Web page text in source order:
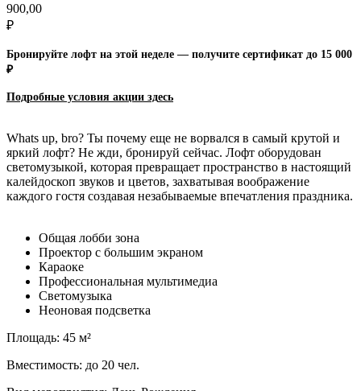
900,00
₽
Бронируйте лофт на этой неделе — получите сертификат до 15 000
₽
Подробные условия акции здесь
Whats up, bro? Ты почему еще не ворвался в самый крутой и
яркий лофт? Не жди, бронируй сейчас. Лофт оборудован
светомузыкой, которая превращает пространство в настоящий
калейдоскоп звуков и цветов, захватывая воображение
каждого гостя создавая незабываемые впечатления праздника.
Общая лобби зона
Проектор с большим экраном
Караоке
Профессиональная мультимедиа
Светомузыка
Неоновая подсветка
Площадь: 45 м²
Вместимость: до 20 чел.